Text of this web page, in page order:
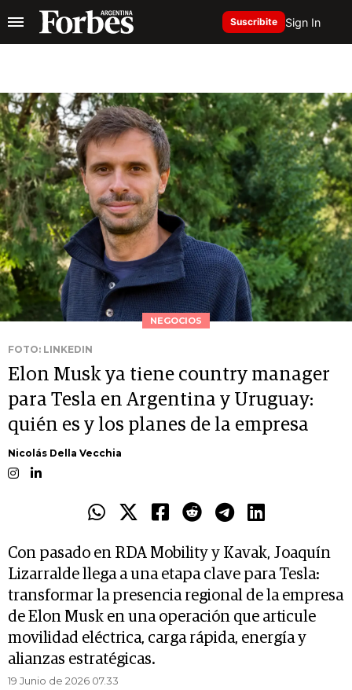
Suscribite Sign In
NEGOCIOS
FOTO: LINKEDIN
Elon Musk ya tiene country manager
para Tesla en Argentina y Uruguay:
quién es y los planes de la empresa
Nicolás Della Vecchia
Con pasado en RDA Mobility y Kavak, Joaquín
Lizarralde llega a una etapa clave para Tesla:
transformar la presencia regional de la empresa
de Elon Musk en una operación que articule
movilidad eléctrica, carga rápida, energía y
alianzas estratégicas.
19 Junio de 2026 07.33